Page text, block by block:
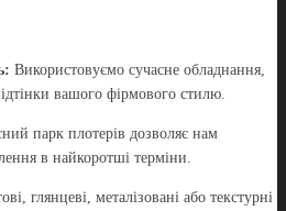
Використовуємо сучасне обладнання,
вашого фірмового стилю.
парк плотерів дозволяє нам
в найкоротші терміни.
глянцеві, металізовані або текстурні